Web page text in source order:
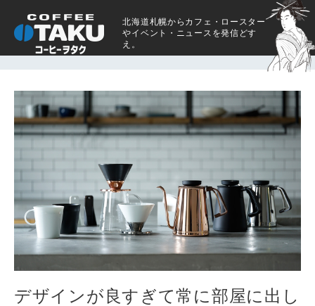
北海道札幌からカフェ・ロースター
やイベント・ニュースを発信どす
え。
デザインが良すぎて常に部屋に出し